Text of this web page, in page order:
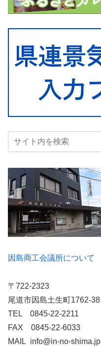
因島商工会議所について
〒722-2323
尾道市因島土生町1762-38
TEL 0845-22-2211
FAX 0845-22-6033
MAIL info@in-no-shima.jp